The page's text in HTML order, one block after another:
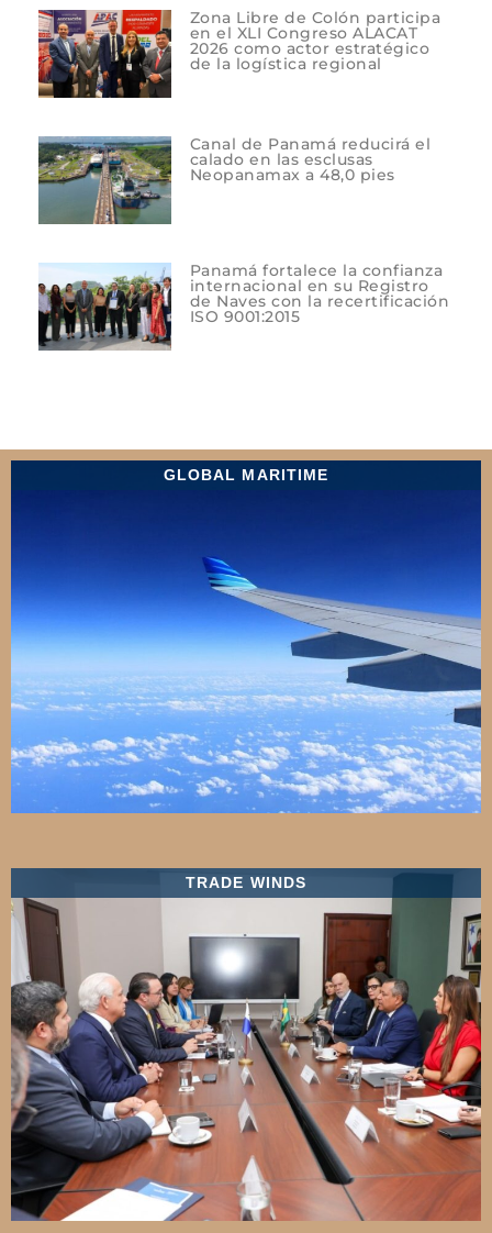
Zona Libre de Colón participa
en el XLI Congreso ALACAT
2026 como actor estratégico
de la logística regional
Canal de Panamá reducirá el
calado en las esclusas
Neopanamax a 48,0 pies
Panamá fortalece la confianza
internacional en su Registro
de Naves con la recertificación
ISO 9001:2015
GLOBAL MARITIME
TRADE WINDS